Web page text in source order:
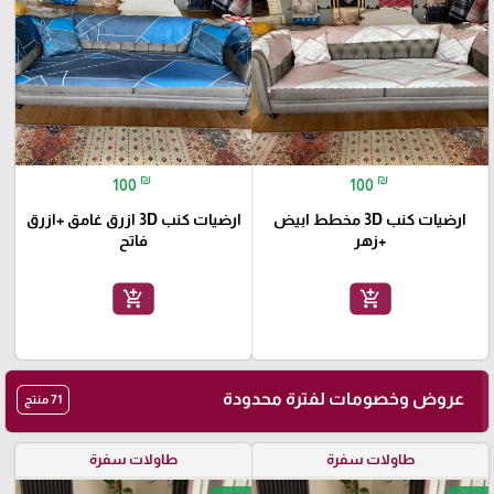
100 ₪
ارضيات كنب 3D مخطط ابيض
+زهر
add_shopping_cart
100 ₪
ارضيات كنب 3D ازرق غامق +ازرق
فاتح
add_shopping_cart
عروض وخصومات لفترة محدودة 71 منتج
طاولات سفرة طاولات سفرة